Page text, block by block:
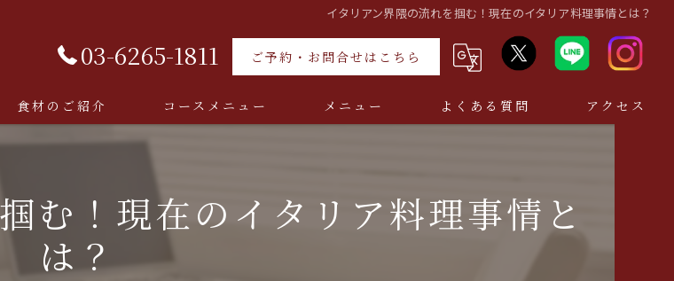
イタリアン界隈の流れを掴む！現在のイタリア料理事情とは？
03-6265-1811 ご予約・お問合せはこちら
食材のご紹介 コースメニュー メニュー よくある質問 アクセス
む！現在のイタリア料理事情と
は？